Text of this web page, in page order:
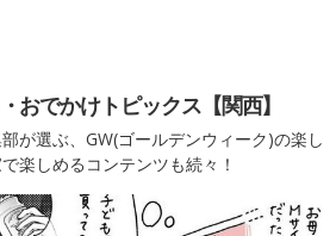
おでかけトピックス【関西】
が選ぶ、GW(ゴールデンウィーク)の楽し
楽しめるコンテンツも続々！